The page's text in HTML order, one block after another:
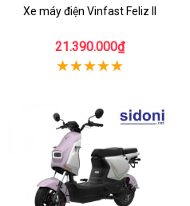
Xe máy điện Vinfast Feliz II
21.390.000₫